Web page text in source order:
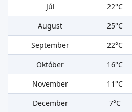
Júl
22°C
August
25°C
September
22°C
Október
16°C
November
11°C
December
7°C